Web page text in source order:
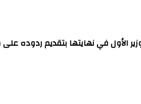
الأول في نهايتها بتقديم ردوده